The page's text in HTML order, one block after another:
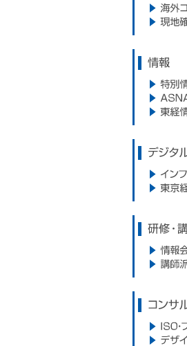
海外企業
海外コン
現地確認レ
特別情報
ASNA
東経情報
インフォ
東京経済ニ
研修・講座
情報会
講師派遣
コンサル
ISO・プ